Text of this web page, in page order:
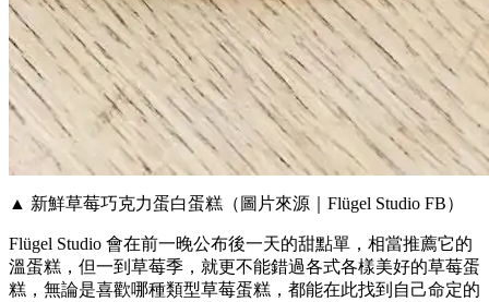
▲ 新鮮草莓巧克力蛋白蛋糕（圖片來源｜Flügel Studio FB）
Flügel Studio 會在前一晚公布後一天的甜點單，相當推薦它的
溫蛋糕，但一到草莓季，就更不能錯過各式各樣美好的草莓蛋
糕，無論是喜歡哪種類型草莓蛋糕，都能在此找到自己命定的